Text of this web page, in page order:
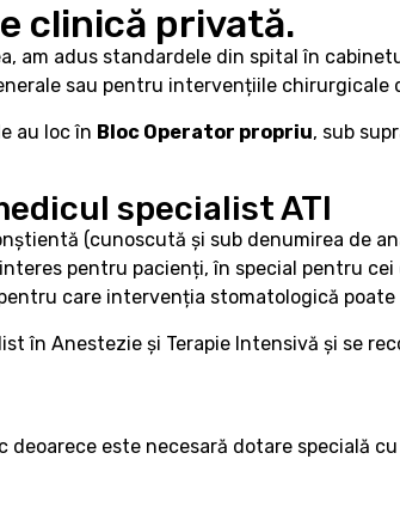
clinică privată.
am adus standardele din spital în
sau pentru intervențiile chirurgicale
au loc în Bloc Operator propriu, sub
specialist ATI
(cunoscută și sub denumirea de
pentru pacienți, în special pentru
care intervenția stomatologică poate
în Anestezie și Terapie Intensivă și se
este necesară dotare specială